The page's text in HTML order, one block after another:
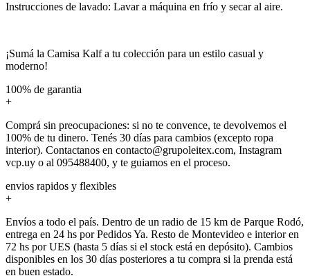
Instrucciones de lavado: Lavar a máquina en frío y secar al aire.
¡Sumá la Camisa Kalf a tu colección para un estilo casual y
moderno!
100% de garantia
+
Comprá sin preocupaciones: si no te convence, te devolvemos el
100% de tu dinero. Tenés 30 días para cambios (excepto ropa
interior). Contactanos en contacto@grupoleitex.com, Instagram
vcp.uy o al 095488400, y te guiamos en el proceso.
envios rapidos y flexibles
+
Envíos a todo el país. Dentro de un radio de 15 km de Parque Rodó,
entrega en 24 hs por Pedidos Ya. Resto de Montevideo e interior en
72 hs por UES (hasta 5 días si el stock está en depósito). Cambios
disponibles en los 30 días posteriores a tu compra si la prenda está
en buen estado.